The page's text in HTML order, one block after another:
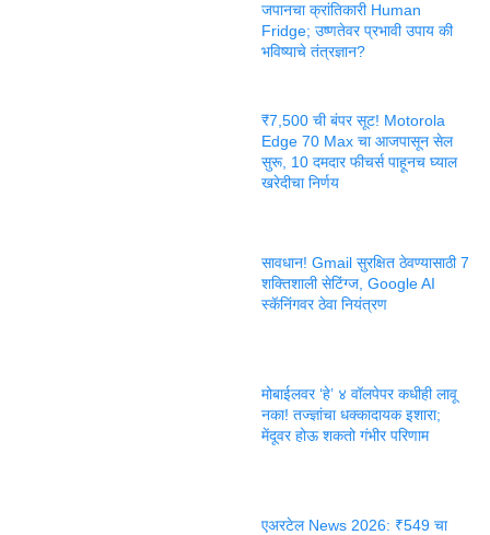
जपानचा क्रांतिकारी Human
Fridge; उष्णतेवर प्रभावी उपाय की
भविष्याचे तंत्रज्ञान?
₹7,500 ची बंपर सूट! Motorola
Edge 70 Max चा आजपासून सेल
सुरू, 10 दमदार फीचर्स पाहूनच घ्याल
खरेदीचा निर्णय
सावधान! Gmail सुरक्षित ठेवण्यासाठी 7
शक्तिशाली सेटिंग्ज, Google AI
स्कॅनिंगवर ठेवा नियंत्रण
मोबाईलवर ‘हे’ ४ वॉलपेपर कधीही लावू
नका! तज्ज्ञांचा धक्कादायक इशारा;
मेंदूवर होऊ शकतो गंभीर परिणाम
एअरटेल News 2026: ₹549 चा